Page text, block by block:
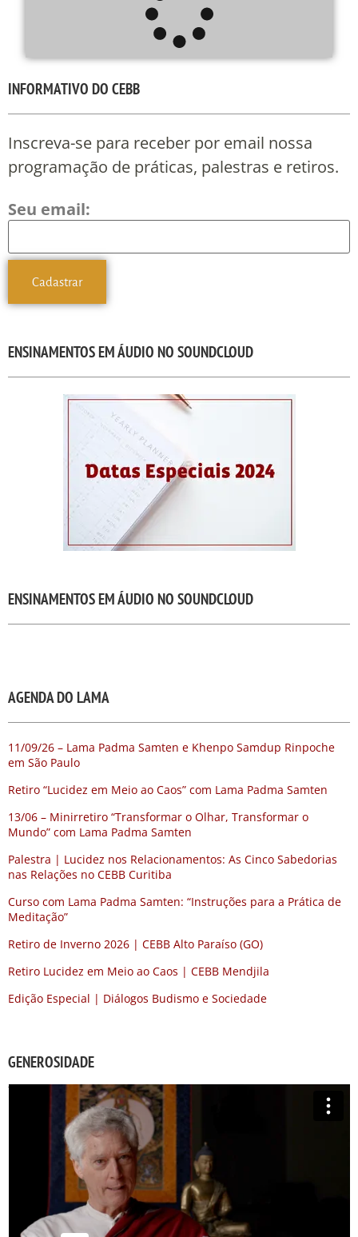
INFORMATIVO DO CEBB
Inscreva-se para receber por email nossa
programação de práticas, palestras e retiros.
Seu email:
ENSINAMENTOS EM ÁUDIO NO SOUNDCLOUD
ENSINAMENTOS EM ÁUDIO NO SOUNDCLOUD
AGENDA DO LAMA
11/09/26 – Lama Padma Samten e Khenpo Samdup Rinpoche
em São Paulo
Retiro “Lucidez em Meio ao Caos” com Lama Padma Samten
13/06 – Minirretiro “Transformar o Olhar, Transformar o
Mundo” com Lama Padma Samten
Palestra | Lucidez nos Relacionamentos: As Cinco Sabedorias
nas Relações no CEBB Curitiba
Curso com Lama Padma Samten: “Instruções para a Prática de
Meditação”
Retiro de Inverno 2026 | CEBB Alto Paraíso (GO)
Retiro Lucidez em Meio ao Caos | CEBB Mendjila
Edição Especial | Diálogos Budismo e Sociedade
GENEROSIDADE